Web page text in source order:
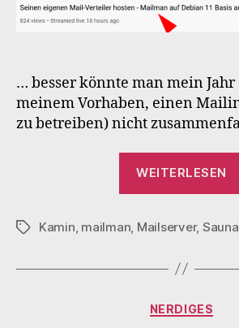
… besser könnte man mein
meinem Vorhaben, einen
zu betreiben) nicht
WEITERLESEN
Schlagwörter
Kamin mailman Mailserver, Sauna
NERDIGES